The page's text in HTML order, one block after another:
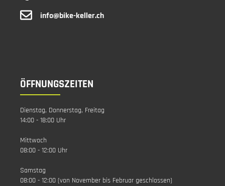
info@bike-keller.ch
ÖFFNUNGSZEITEN
Dienstag, Donnerstag, Freitag
14:00 - 18:00 Uhr
Mittwoch
08:00 - 12:00 Uhr
Samstag
08:00 - 12:00 (von November bis Februar geschlossen)